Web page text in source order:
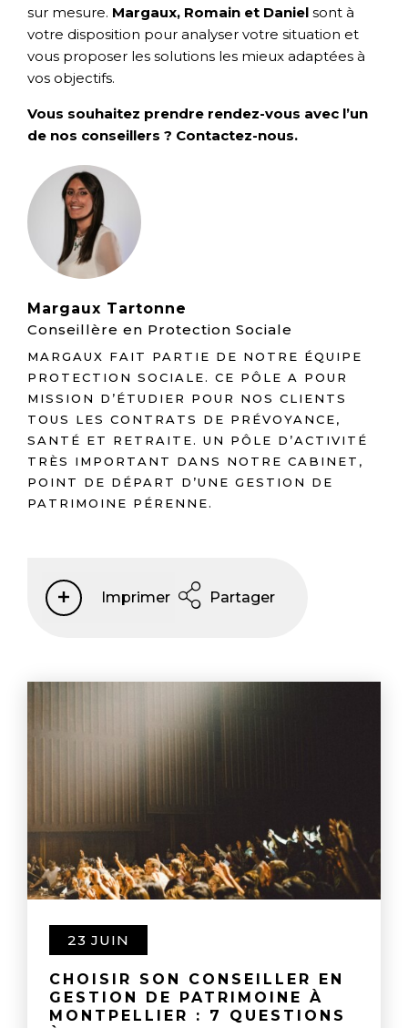
sur mesure. Margaux, Romain et Daniel sont à
votre disposition pour analyser votre situation et
vous proposer les solutions les mieux adaptées à
vos objectifs.
Vous souhaitez prendre rendez-vous avec l’un
de nos conseillers ? Contactez-nous.
Margaux Tartonne
Conseillère en Protection Sociale
MARGAUX FAIT PARTIE DE NOTRE ÉQUIPE
PROTECTION SOCIALE. CE PÔLE A POUR
MISSION D’ÉTUDIER POUR NOS CLIENTS
TOUS LES CONTRATS DE PRÉVOYANCE,
SANTÉ ET RETRAITE. UN PÔLE D’ACTIVITÉ
TRÈS IMPORTANT DANS NOTRE CABINET,
POINT DE DÉPART D’UNE GESTION DE
PATRIMOINE PÉRENNE.
Imprimer Partager
23 JUIN
CHOISIR SON CONSEILLER EN
GESTION DE PATRIMOINE À
MONTPELLIER : 7 QUESTIONS